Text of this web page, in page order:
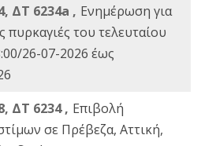
ΔΤ 6234a , Ενημέρωση για
πυρκαγιές του τελευταίου
26-07-2026 έως
ΔΤ 6234 , Eπιβολή
σε Πρέβεζα, Αττική,